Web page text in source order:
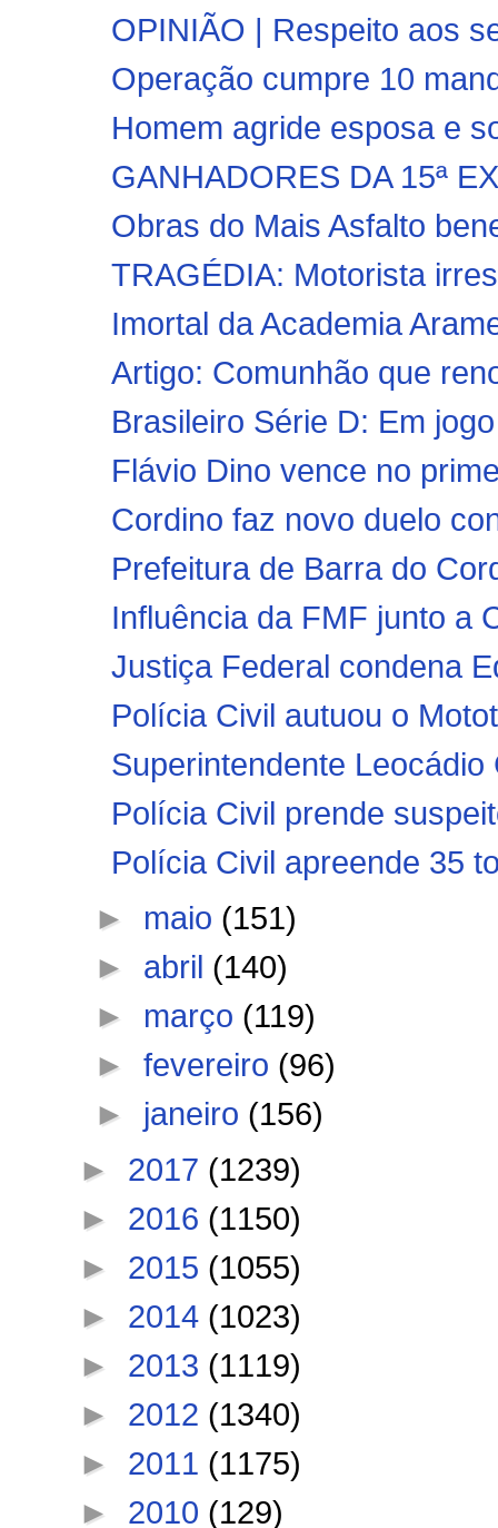
OPINIÃO | Respeito aos
Operação cumpre 10
Homem agride esposa e
GANHADORES DA 15ª
Obras do Mais Asfalto
TRAGÉDIA: Motorista
Imortal da Academia
Artigo: Comunhão que
Brasileiro Série D: Em
Flávio Dino vence no
Cordino faz novo duelo
Prefeitura de Barra do
Influência da FMF junto a
Justiça Federal condena
Polícia Civil autuou o
Superintendente
Polícia Civil prende
Polícia Civil apreende 35
► maio (151)
► abril (140)
► março (119)
►fevereiro (96)
► janeiro (156)
► 2017 (1239)
► 2016 (1150)
► 2015 (1055)
► 2014 (1023)
► 2013 (1119)
► 2012 (1340)
► 2011 (1175)
► 2010 (129)